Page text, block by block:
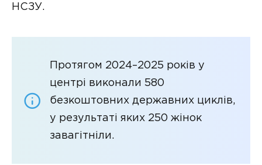
НСЗУ.
Протягом 2024–2025 років у
центрі виконали 580
безкоштовних державних циклів,
у результаті яких 250 жінок
завагітніли.